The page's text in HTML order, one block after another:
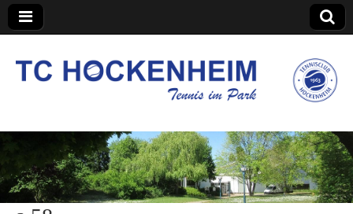
TC Hockenheim